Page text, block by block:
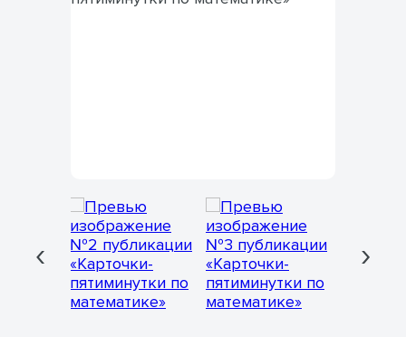
‹ ›